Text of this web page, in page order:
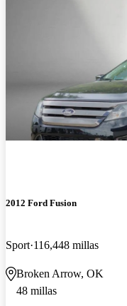
2012 Ford Fusion
Sport 116,448 millas
Broken Arrow, OK
48 millas